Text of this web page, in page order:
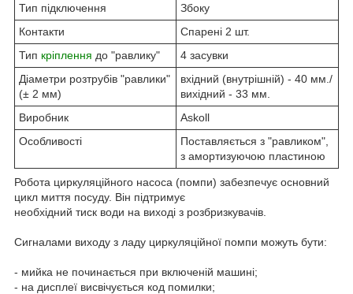
Тип підключення
Збоку
Контакти
Спарені 2 шт.
Тип кріплення до "равлику"
4 засувки
Діаметри розтрубів "равлики"
(± 2 мм)
вхідний (внутрішній) - 40 мм./
вихідний - 33 мм.
Виробник
Askoll
Особливості
Поставляється з "равликом",
з амортизуючою пластиною
Робота циркуляційного насоса (помпи) забезпечує основний
цикл миття посуду. Він підтримує
необхідний тиск води на виході з розбризкувачів.
Сигналами виходу з ладу циркуляційної помпи можуть бути:
- мийка не починається при включеній машині;
- на дисплеї висвічується код помилки;